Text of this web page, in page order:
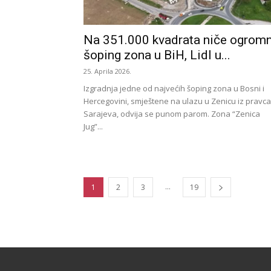
Na 351.000 kvadrata niče
šoping zona u BiH, Lidl u...
25. Aprila 2026.
Izgradnja jedne od najvećih šoping zona u Bosni i
Hercegovini, smještene na ulazu u Zenicu iz pravca
Sarajeva, odvija se punom parom. Zona “Zenica
Jug”...
1 2 3 ... 19